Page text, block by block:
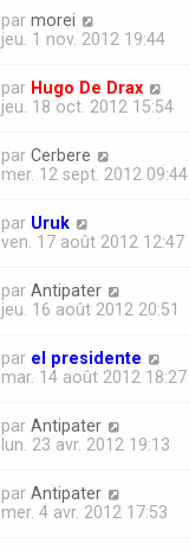
par morei
jeu. 1 nov. 2012 19:44
par Hugo De Drax
jeu. 18 oct. 2012 15:54
par Cerbere
mer. 12 sept. 2012 09:44
par Uruk
ven. 17 août 2012 12:47
par Antipater
jeu. 16 août 2012 20:51
par el presidente
mar. 14 août 2012 18:27
par Antipater
lun. 23 avr. 2012 19:13
par Antipater
mer. 4 avr. 2012 17:53